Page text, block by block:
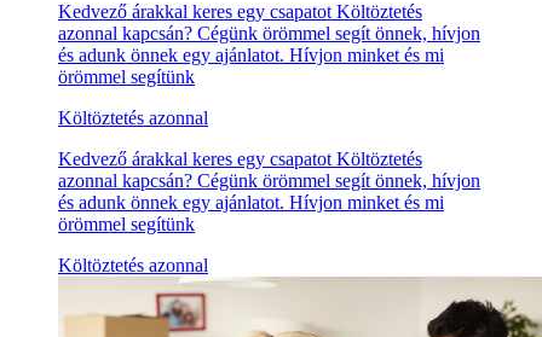
Kedvező árakkal keres egy csapatot Költöztetés
azonnal kapcsán? Cégünk örömmel segít önnek, hívjon
és adunk önnek egy ajánlatot. Hívjon minket és mi
örömmel segítünk
Költöztetés azonnal
Kedvező árakkal keres egy csapatot Költöztetés
azonnal kapcsán? Cégünk örömmel segít önnek, hívjon
és adunk önnek egy ajánlatot. Hívjon minket és mi
örömmel segítünk
Költöztetés azonnal